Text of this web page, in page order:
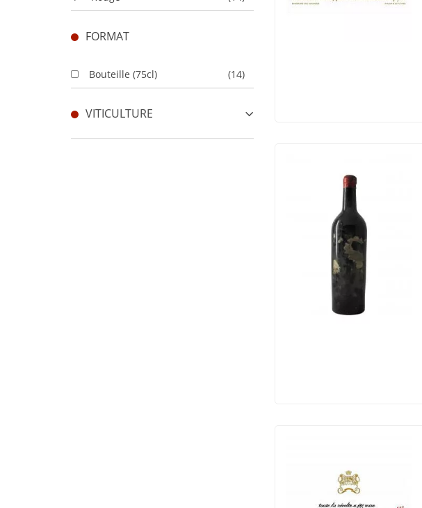
FORMAT
Bouteille (75cl) (14)
VITICULTURE